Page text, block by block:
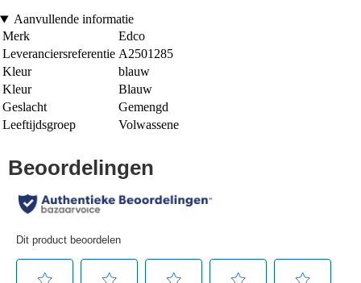
Aanvullende informatie
Merk
Edco
Leveranciersreferentie A2501285
Kleur
blauw
Kleur
Blauw
Geslacht
Gemengd
Leeftijdsgroep
Volwassene